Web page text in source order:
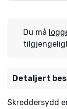
Du må
Detaljert
Skreddersydd